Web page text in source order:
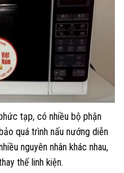
tạp, có nhiều bộ phận
quá trình nấu nướng diễn
nguyên nhân khác nhau,
thế linh kiện.